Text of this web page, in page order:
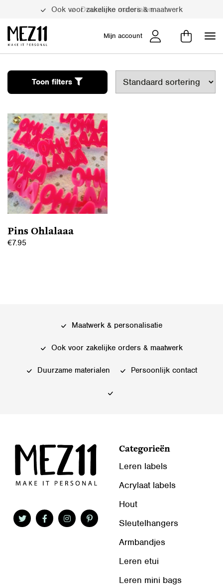
Ook voor zakelijke orders & maatwerk
Duurzame materialen
Mijn account
Toon filters
Pins Ohlalaaa
€7.95
Maatwerk & personalisatie
Ook voor zakelijke orders & maatwerk
Duurzame materialen Persoonlijk contact
Categorieën
Leren labels
Acrylaat labels
Hout
Sleutelhangers
Armbandjes
Leren etui
Leren mini bags